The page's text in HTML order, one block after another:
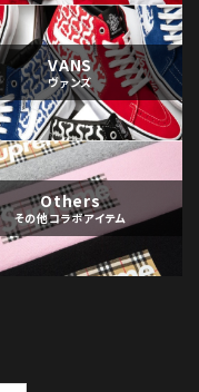
VANS
ヴァンズ
Others
その他コラボアイテム